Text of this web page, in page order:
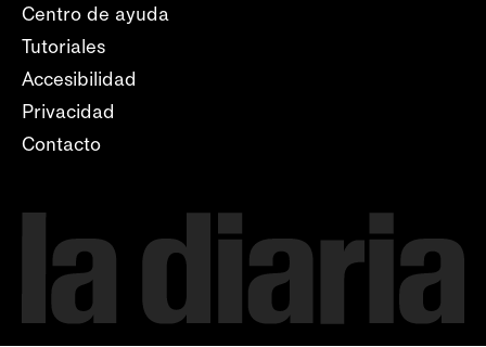
Centro de ayuda
Tutoriales
Accesibilidad
Privacidad
Contacto